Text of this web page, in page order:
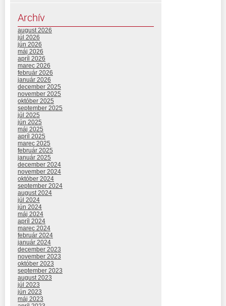
Archív
august 2026
júl 2026
jún 2026
máj 2026
apríl 2026
marec 2026
február 2026
január 2026
december 2025
november 2025
október 2025
september 2025
júl 2025
jún 2025
máj 2025
apríl 2025
marec 2025
február 2025
január 2025
december 2024
november 2024
október 2024
september 2024
august 2024
júl 2024
jún 2024
máj 2024
apríl 2024
marec 2024
február 2024
január 2024
december 2023
november 2023
október 2023
september 2023
august 2023
júl 2023
jún 2023
máj 2023